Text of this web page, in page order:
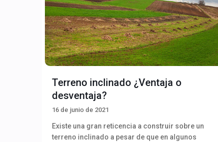
Terreno inclinado ¿Ventaja o
desventaja?
16 de junio de 2021
Existe una gran reticencia a construir sobre un
terreno inclinado a pesar de que en algunos